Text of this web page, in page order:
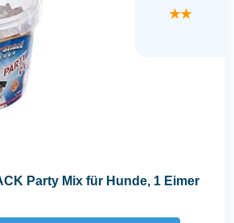
★★
Party Mix für Hunde, 1 Eimer